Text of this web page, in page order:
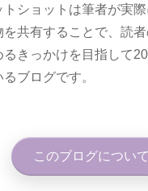
トショットは筆者が実
を共有することで、読
るきっかけを目指して
ブログです。
このブログについて